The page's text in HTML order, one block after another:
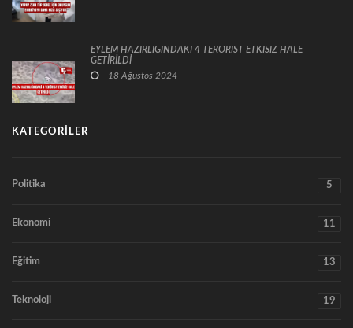
EYLEM HAZIRLIĞINDAKİ 4 TERÖRİST ETKİSİZ HALE
GETİRİLDİ
18 Ağustos 2024
KATEGORILER
Politika 5
Ekonomi 11
Eğitim 13
Teknoloji 19